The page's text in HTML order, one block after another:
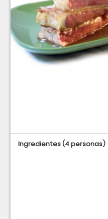
Ingredientes(4 personas)